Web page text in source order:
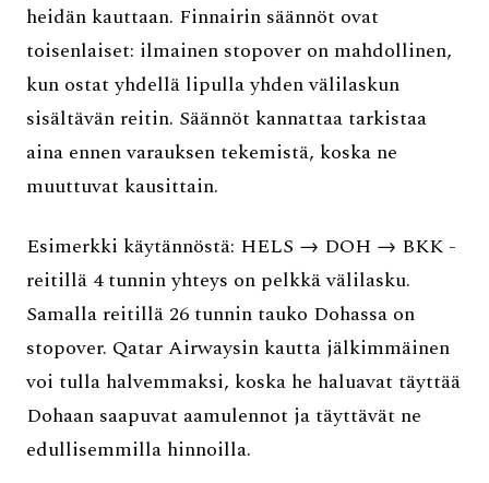
heidän kauttaan. Finnairin säännöt ovat
toisenlaiset: ilmainen stopover on mahdollinen,
kun ostat yhdellä lipulla yhden välilaskun
sisältävän reitin. Säännöt kannattaa tarkistaa
aina ennen varauksen tekemistä, koska ne
muuttuvat kausittain.
Esimerkki käytännöstä: HELS → DOH → BKK -
reitillä 4 tunnin yhteys on pelkkä välilasku.
Samalla reitillä 26 tunnin tauko Dohassa on
stopover. Qatar Airwaysin kautta jälkimmäinen
voi tulla halvemmaksi, koska he haluavat täyttää
Dohaan saapuvat aamulennot ja täyttävät ne
edullisemmilla hinnoilla.